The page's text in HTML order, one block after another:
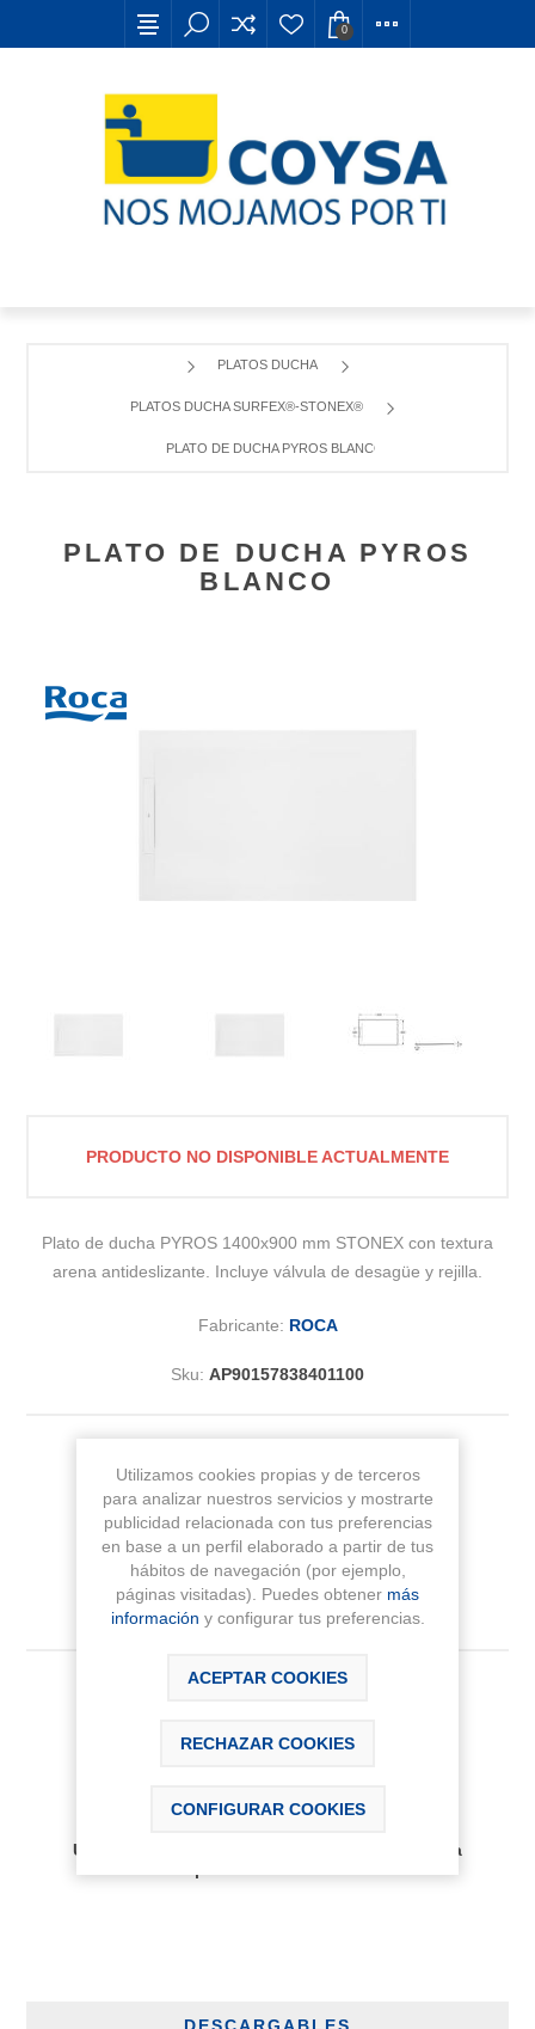
0
PLATOS DUCHA
PLATOS DUCHA SURFEX®-STONEX®
PLATO DE DUCHA PYROS BLANCO
PLATO DE DUCHA PYROS
BLANCO
PRODUCTO NO DISPONIBLE ACTUALMENTE
Plato de ducha PYROS 1400x900 mm STONEX con textura
arena antideslizante. Incluye válvula de desagüe y rejilla.
Fabricante: ROCA
Sku: AP90157838401100
Últimas unidades disponibles, plazo de entrega
DESCARGABLES
Utilizamos cookies propias y de terceros
para analizar nuestros servicios y mostrarte
publicidad relacionada con tus preferencias
en base a un perfil elaborado a partir de tus
hábitos de navegación (por ejemplo,
páginas visitadas). Puedes obtener más
información y configurar tus preferencias.
ACEPTAR COOKIES
RECHAZAR COOKIES
CONFIGURAR COOKIES